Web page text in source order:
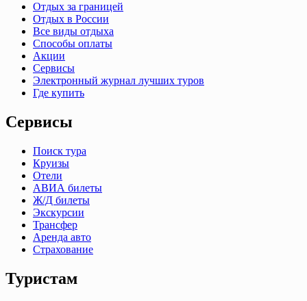
Отдых за границей
Отдых в России
Все виды отдыха
Способы оплаты
Акции
Сервисы
Электронный журнал лучших туров
Где купить
Сервисы
Поиск тура
Круизы
Отели
АВИА билеты
Ж/Д билеты
Экскурсии
Трансфер
Аренда авто
Страхование
Туристам